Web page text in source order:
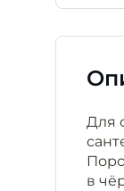
Для
в